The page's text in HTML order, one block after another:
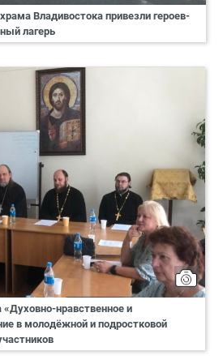
Владивостока привезли героев-
лагерь
«Духовно-нравственное и
в молодёжной и подростковой